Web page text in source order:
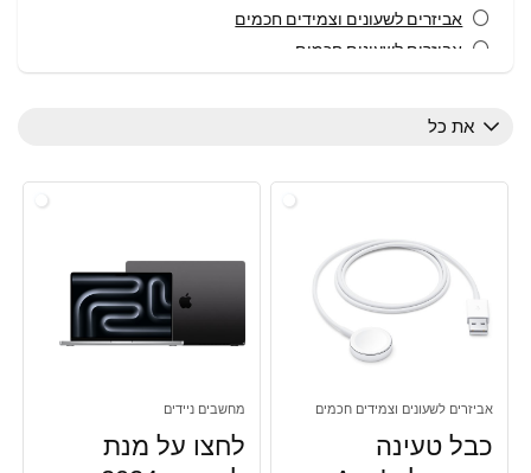
אביזרים לשעונים וצמידים חכמים
אביזרים לשעונים חכמים
טכנולוגיה לבישה
טלוויזיות
טלפונים סלולרים
מגני מסך לטלפון
מזרימי מדיה
את כל
אביזרים לשעונים וצמידים חכמים
כבל טעינה
מחשבים ניידים
לחצו על מנת